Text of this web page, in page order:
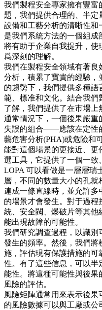
我們製程安全專家擁有豐富
題，我們提供合理的、半
設備和工藝分析的清晰性
是我們系統方法的一個組
將有助于企業自我提升，
爲深刻的理解。
我們在製程安全領域有著良
分析，積累了寶貴的經驗
的趨勢下，我們提供多種語
範、標准和文化。結合我們
了解，我們提供了在市場上
通常情況下，一個後果嚴
失誤的組合——應該在定性
藝危害分析(PHA)或危險和
能對這個場景的更接近、更
選工具，它提供了一個一致
LOPA 可以看做是一層層瑞
層，不同的數量大小的孔
連成一條直線時，並允許
的場景才會發生。對于過
統、安全閥、爆破片等其
能出現故障的可能性。
我們研究調查過程，以識
發生的頻率。然後，我們
施，評估現有保護措施的可
性。有了這些信息，可以
能性。將這種可能性與後
風險的評估。
風險矩陣通常用來表示後
的風險數據可以與工廠或公